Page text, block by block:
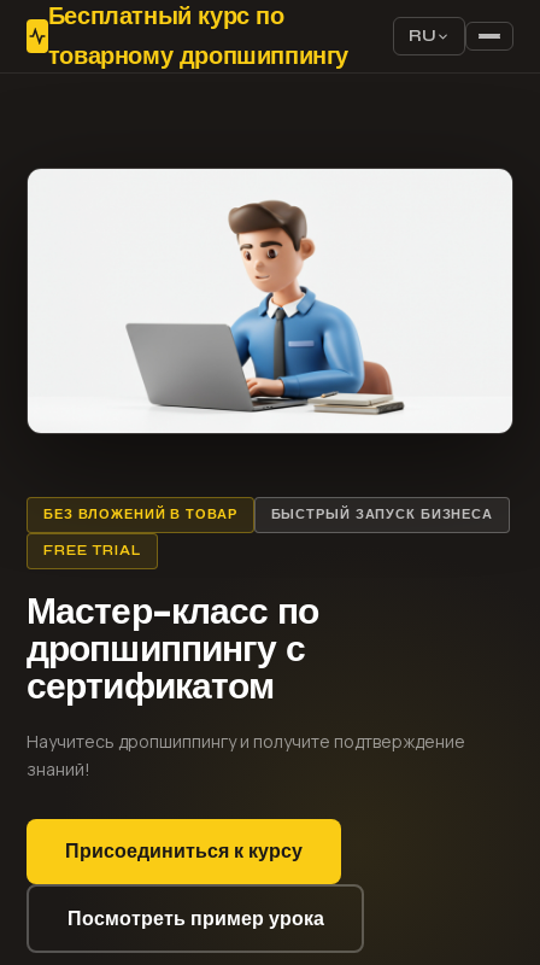
Бесплатный курс по
товарному дропшиппингу
RU
БЕЗ ВЛОЖЕНИЙ В ТОВАР БЫСТРЫЙ ЗАПУСК БИЗНЕСА
FREE TRIAL
Мастер-класс по
дропшиппингу с
сертификатом
Научитесь дропшиппингу и получите подтверждение
знаний!
Присоединиться к курсу
Посмотреть пример урока